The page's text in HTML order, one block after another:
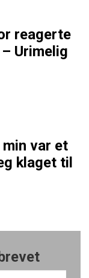
reagerte
Urimelig
var et
klaget til